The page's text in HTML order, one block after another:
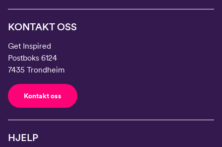
KONTAKT OSS
Get Inspired
Postboks 6124
7435 Trondheim
Kontakt oss
HJELP